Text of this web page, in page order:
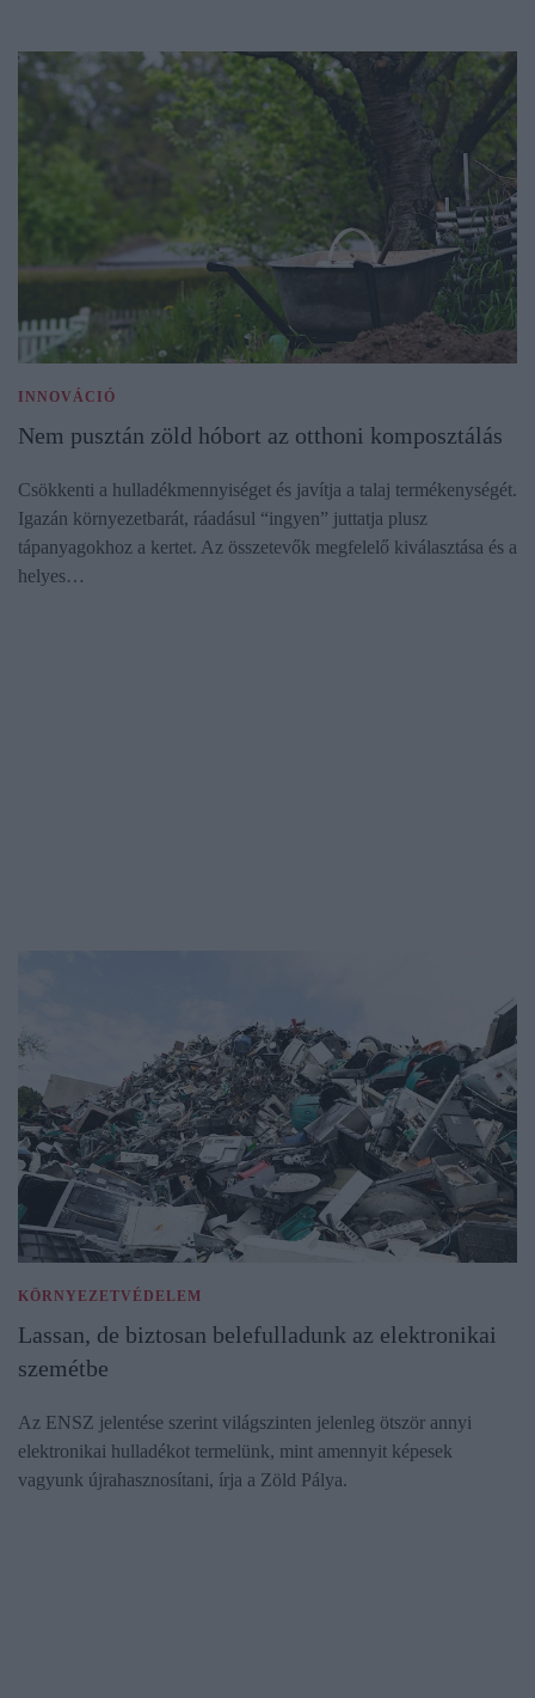
INNOVÁCIÓ
Nem pusztán zöld hóbort az otthoni komposztálás
Csökkenti a hulladékmennyiséget és javítja a talaj termékenységét.
Igazán környezetbarát, ráadásul “ingyen” juttatja plusz
tápanyagokhoz a kertet. Az összetevők megfelelő kiválasztása és a
helyes…
KÖRNYEZETVÉDELEM
Lassan, de biztosan belefulladunk az elektronikai
szemétbe
Az ENSZ jelentése szerint világszinten jelenleg ötször annyi
elektronikai hulladékot termelünk, mint amennyit képesek
vagyunk újrahasznosítani, írja a Zöld Pálya.